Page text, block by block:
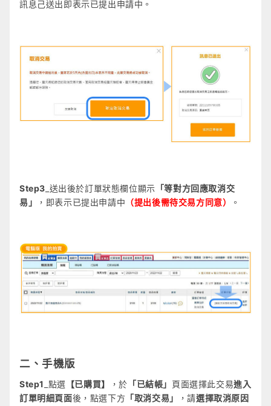
訊息己送出即表示已提出申請中。
Step3 _送出後於訂單狀態欄位顯示 「等對方回應取消交
易」
，即表示已提出申請中 （提出後需待交易方同意） 。
二、手機版
Step1 _點選 【已購買】 ，於 「已結帳」 頁面選擇此交易進入
訂單明細頁面後，點選下方 「取消交易」 ，請選擇取消原因